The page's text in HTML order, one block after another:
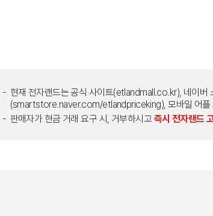
현재 전자랜드는 공식 사이트(etlandmall.co.kr), 네이버
(smartstore.naver.com/etlandpriceking), 모바일 어플
판매자가 현금 거래 요구 시, 거부하시고 즉시 전자랜드